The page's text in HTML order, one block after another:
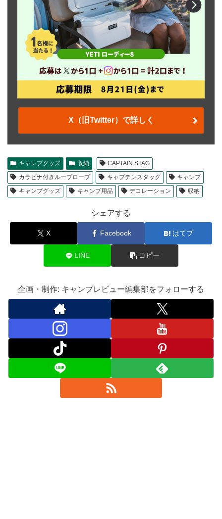
X（旧Twitter）で詳しく
キャンプグッズ 収納
CAPTAIN STAG
カラビナ付きループロープ
キャプテンスタッグ
キャンプ
キャンプグッズ
キャンプ用品 デコレーション 収納
シェアする
X Facebook はてブ
LINE コピー
企画・制作: キャンプレビュー編集部をフォローする